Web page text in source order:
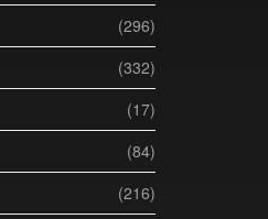
(296)
(332)
(17)
(84)
(216)